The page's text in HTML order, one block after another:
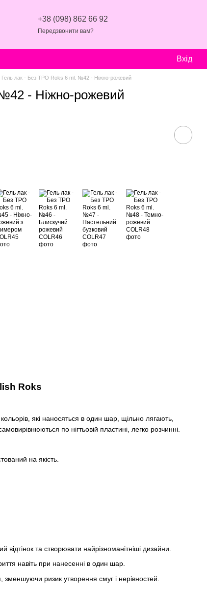
+38 (098) 862 66 92
Передзвонити вам?
Вхід
Гель лак - Без ТРО Roks 6 ml. №42 - Ніжно-рожевий
- Ніжно-рожевий
Roks
які наносяться в один шар, щільно лягають,
по нігтьовій пластині, легко розчинні.
на якість.
та створювати найрізноманітніші дизайни.
навіть при нанесенні в один шар.
зменшуючи ризик утворення смуг і нерівностей.